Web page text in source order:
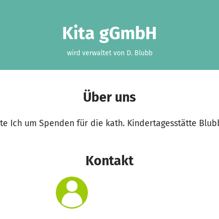
Kita gGmbH
wird verwaltet von D. Blubb
Über uns
Ich um Spenden für die kath. Kindertagesstätte
Kontakt